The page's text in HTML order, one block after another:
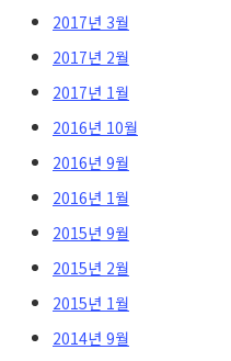
2017년 3월
2017년 2월
2017년 1월
2016년 10월
2016년 9월
2016년 1월
2015년 9월
2015년 2월
2015년 1월
2014년 9월